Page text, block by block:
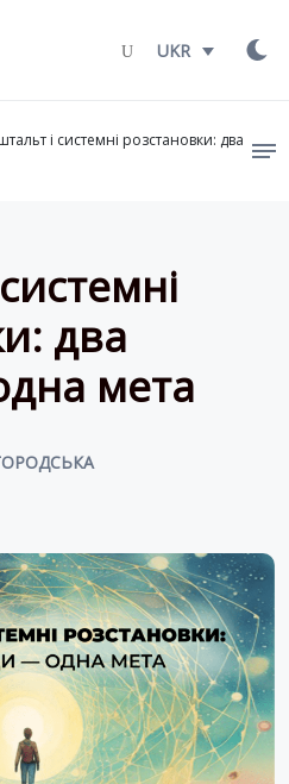
UKR
і системні розстановки: два
два
мета